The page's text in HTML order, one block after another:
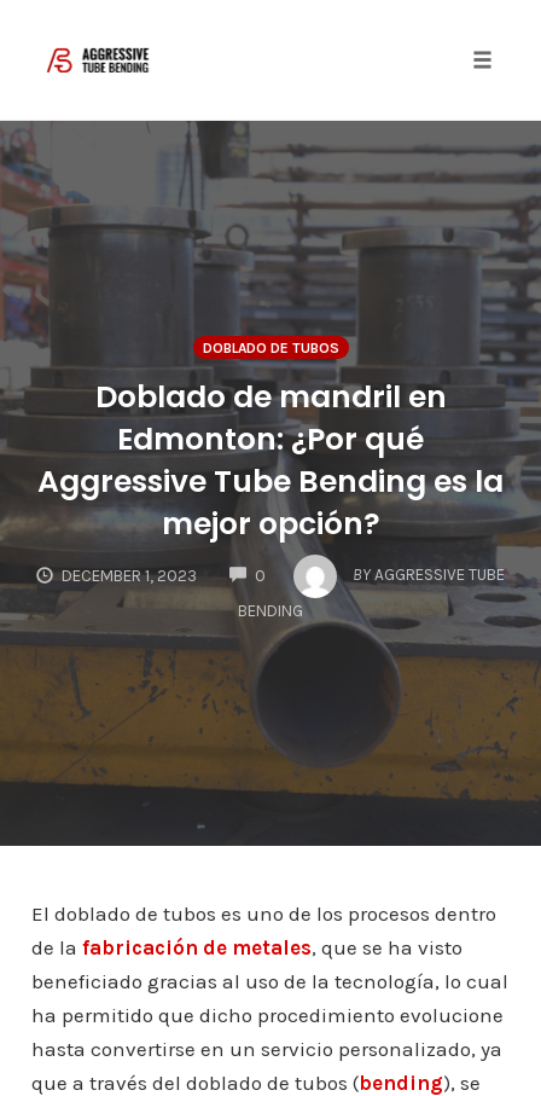
Skip
to
content
DOBLADO DE TUBOS
Doblado de mandril en
Edmonton: ¿Por qué
Aggressive Tube Bending es la
mejor opción?
DECEMBER 1, 2023 0
COMMENTS
BY AGGRESSIVE TUBE
BENDING
El doblado de tubos es uno de los procesos dentro
de la fabricación de metales, que se ha visto
beneficiado gracias al uso de la tecnología, lo cual
ha permitido que dicho procedimiento evolucione
hasta convertirse en un servicio personalizado, ya
que a través del doblado de tubos (bending), se